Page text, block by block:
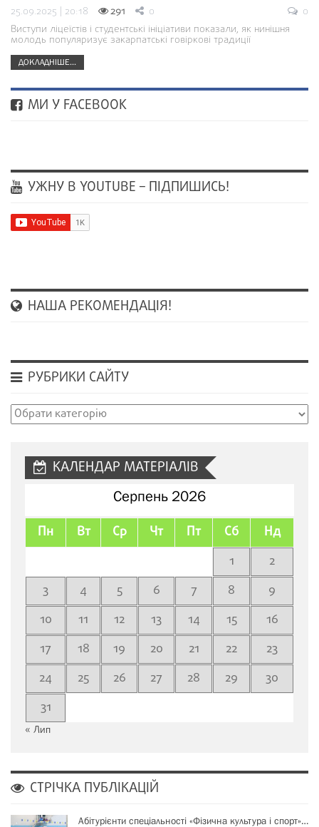
25.09.2025 | 20:18 291 0
0
Виступи ліцеїстів і студентські ініціативи показали, як нинішня
молодь популяризує закарпатські говіркові традиції
ДОКЛАДНІШЕ...
МИ У FACEBOOK
УЖНУ В YOUTUBE – ПІДПИШИСЬ!
НАША РЕКОМЕНДАЦІЯ!
РУБРИКИ САЙТУ
Рубрики
КАЛЕНДАР МАТЕРІАЛІВ
Серпень 2026
Пн Вт Ср Чт Пт Сб Нд
1
2
3
4 5 6 7 8
9
10
11 12 13 14 15
16
17
18 19 20 21 22
23
24
25 26 27 28 29
30
31
« Лип
СТРІЧКА ПУБЛІКАЦІЙ
Абітурієнти спеціальності «Фізична культура і спорт»…